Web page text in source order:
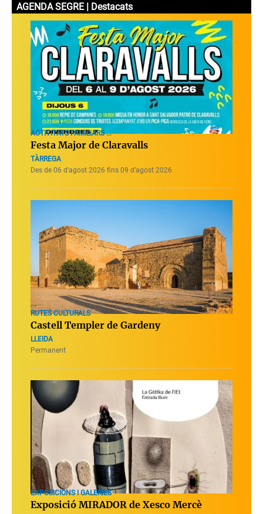
AGENDA SEGRE | Destacats
ACTIVITATS FAMILIARS ...
Festa Major de Claravalls
TÀRREGA
Des de 06 d’agost 2026 fins 09 d’agost 2026
RUTES CULTURALS
Castell Templer de Gardeny
LLEIDA
Permanent
EXPOSICIONS I GALERIES
Exposició MIRADOR de Xesco Mercè